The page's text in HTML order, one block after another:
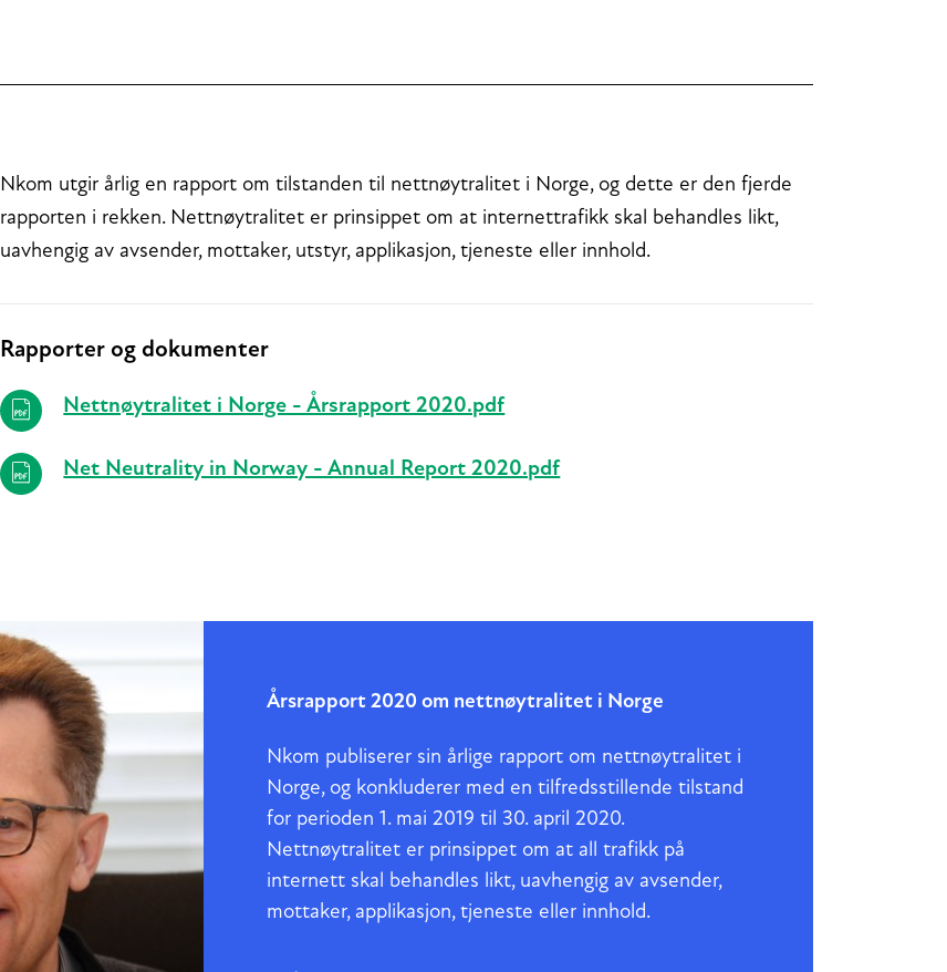
Nkom utgir årlig en rapport om tilstanden til nettnøytralitet i Norge, og dette er den fjerde
rapporten i rekken. Nettnøytralitet er prinsippet om at internettrafikk skal behandles likt,
uavhengig av avsender, mottaker, utstyr, applikasjon, tjeneste eller innhold.
Relaterte
Rapporter og dokumenter
Nettnøytralitet i Norge - Årsrapport 2020.pdf
Net Neutrality in Norway - Annual Report 2020.pdf
Årsrapport 2020 om nettnøytralitet i Norge
Nkom publiserer sin årlige rapport om nettnøytralitet i
Norge, og konkluderer med en tilfredsstillende tilstand
for perioden 1. mai 2019 til 30. april 2020.
Nettnøytralitet er prinsippet om at all trafikk på
internett skal behandles likt, uavhengig av avsender,
mottaker, applikasjon, tjeneste eller innhold.